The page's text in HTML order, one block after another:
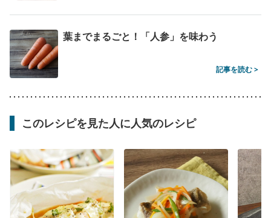
葉までまるごと！「人参」を味わう
記事を読む >
このレシピを見た人に人気のレシピ